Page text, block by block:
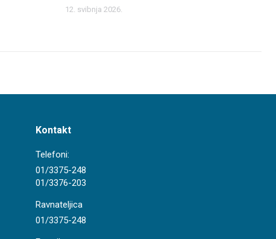
12. svibnja 2026.
Kontakt
Telefoni:
01/3375-248
01/3376-203
Ravnateljica
01/3375-248